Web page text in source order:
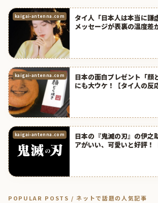
kaigai-antenna.com
タイ人「日本人は本当に謙
メッセージが表裏の温度差
kaigai-antenna.com
日本の面白プレゼント「顔
にも大ウケ！【タイ人の反
kaigai-antenna.com
日本の『鬼滅の刃』の伊之
アがいい、可愛いと好評！
POPULAR POSTS / ネットで話題の人気記事